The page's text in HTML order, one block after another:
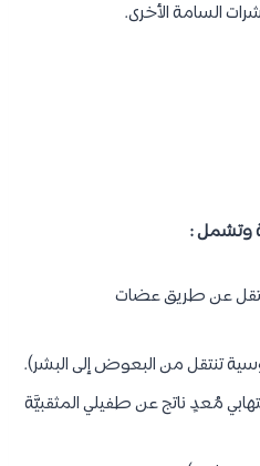
السامة الأخرى.
وتشمل :
عن طريق عضات
تنتقل من البعوض إلى البشر).
مُعدٍ ناتج عن طفيلي المثقبيَّة